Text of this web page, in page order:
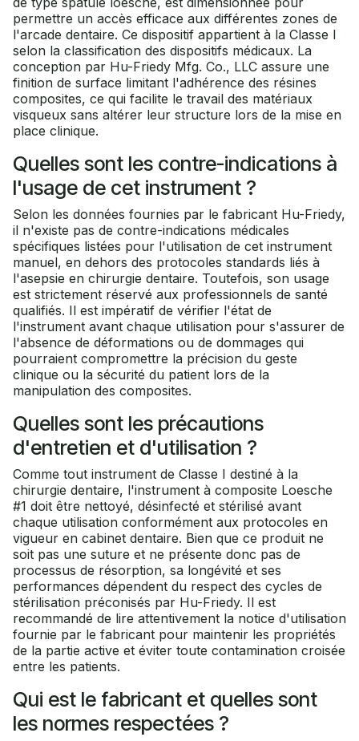
permettre un accès efficace aux différentes zones de
l'arcade dentaire. Ce dispositif appartient à la Classe I
selon la classification des dispositifs médicaux. La
conception par Hu-Friedy Mfg. Co., LLC assure une
finition de surface limitant l'adhérence des résines
composites, ce qui facilite le travail des matériaux
visqueux sans altérer leur structure lors de la mise en
place clinique.
Quelles sont les contre-indications à
l'usage de cet instrument ?
Selon les données fournies par le fabricant Hu-Friedy,
il n'existe pas de contre-indications médicales
spécifiques listées pour l'utilisation de cet instrument
manuel, en dehors des protocoles standards liés à
l'asepsie en chirurgie dentaire. Toutefois, son usage
est strictement réservé aux professionnels de santé
qualifiés. Il est impératif de vérifier l'état de
l'instrument avant chaque utilisation pour s'assurer de
l'absence de déformations ou de dommages qui
pourraient compromettre la précision du geste
clinique ou la sécurité du patient lors de la
manipulation des composites.
Quelles sont les précautions
d'entretien et d'utilisation ?
Comme tout instrument de Classe I destiné à la
chirurgie dentaire, l'instrument à composite Loesche
#1 doit être nettoyé, désinfecté et stérilisé avant
chaque utilisation conformément aux protocoles en
vigueur en cabinet dentaire. Bien que ce produit ne
soit pas une suture et ne présente donc pas de
processus de résorption, sa longévité et ses
performances dépendent du respect des cycles de
stérilisation préconisés par Hu-Friedy. Il est
recommandé de lire attentivement la notice d'utilisation
fournie par le fabricant pour maintenir les propriétés
de la partie active et éviter toute contamination croisée
entre les patients.
Qui est le fabricant et quelles sont
les normes respectées ?